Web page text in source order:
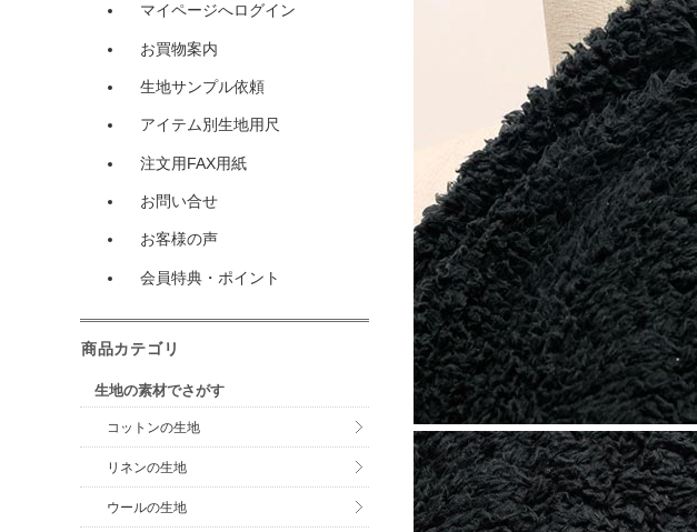
マイページへログイン
お買物案内
生地サンプル依頼
アイテム別生地用尺
注文用FAX用紙
お問い合せ
お客様の声
会員特典・ポイント
商品カテゴリ
生地の素材でさがす
コットンの生地
リネンの生地
ウールの生地